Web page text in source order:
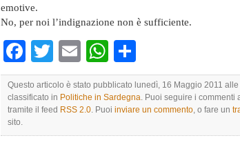
emotive.
No, per noi l’indignazione non è sufficiente.
Facebook
TwitterEmailWhatsApp
Questo articolo è stato pubblicato lunedì, 16 Maggio 2011 alle
classificato in Politiche in Sardegna. Puoi seguire i commenti
tramite il feed RSS 2.0. Puoi inviare un commento, o fare un
sito.